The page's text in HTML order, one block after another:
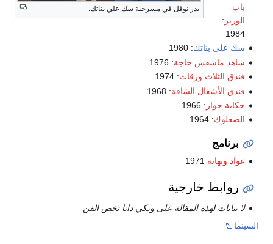
بدر نوفل في مسرحية سك علي بناتك.
الوزير:
1984
سك على بناتك: 1980
شاهد ماشفش حاجة: 1976
فندق الثلاث ورقات : 1974
فندق الأشغال الشاقة: 1968
حكاية جواز : 1966
الصعلوك: 1964
برنامج
عواد وبهانة1971
روابط خارجية
لا بيانات لهذه المقالة على ويكي داتا تخص الفن